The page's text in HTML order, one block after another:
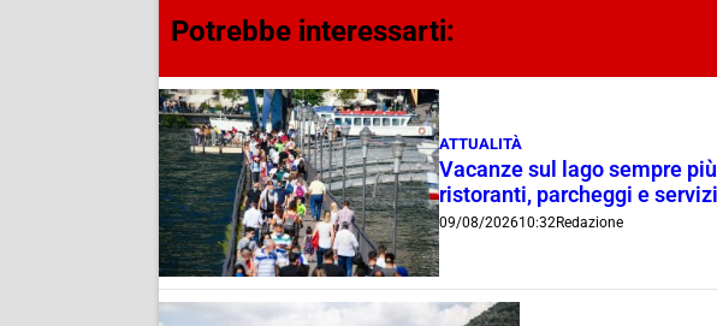
Potrebbe interessarti:
ATTUALITÀ
Vacanze sul lago sempre
ristoranti, parcheggi e
09/08/202610:32Redazione